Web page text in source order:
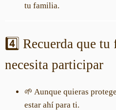
tu familia.
4️⃣ Recuerda que
necesita participar
🌱 Aunque quieras
estar ahí para ti.